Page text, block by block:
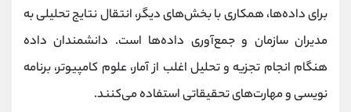
برای داده‌ها، همکاری با بخش‌های دیگر، انتقال نتایج تحلیلی به
مدیران سازمان و جمع‌آوری داده‌ها است. دانشمندان داده
هنگام انجام تجزیه و تحلیل اغلب از آمار، علوم کامپیوتر، برنامه‌
نویسی و مهارت‌های تحقیقاتی استفاده می‌کنند.